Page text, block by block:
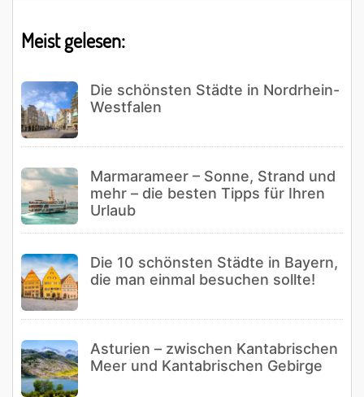
Meist gelesen:
Die schönsten Städte in Nordrhein-
Westfalen
Marmarameer – Sonne, Strand und
mehr – die besten Tipps für Ihren
Urlaub
Die 10 schönsten Städte in Bayern,
die man einmal besuchen sollte!
Asturien – zwischen Kantabrischen
Meer und Kantabrischen Gebirge